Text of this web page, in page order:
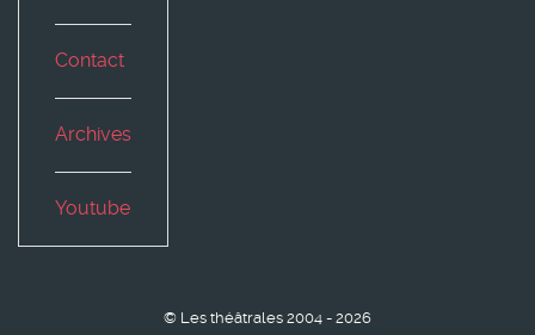
Contact
Archives
Youtube
© Les théâtrales 2004 - 2026